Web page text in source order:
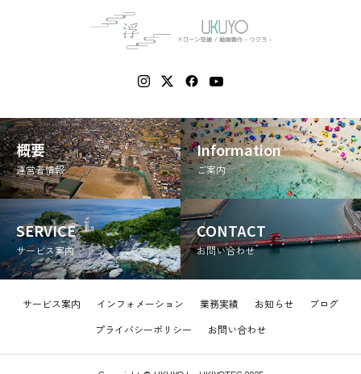
概要
運営者情報
Information
ご案内
SERVICE
サービス案内
CONTACT
お問い合わせ
サービス案内 インフォメーション 業務実績 お知らせ
ブログ
プライバシーポリシー
お問い合わせ